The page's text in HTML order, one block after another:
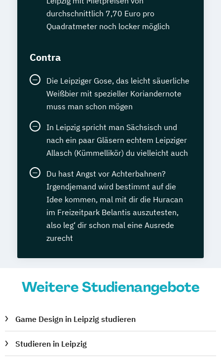
durchschnittlich 7,70 Euro pro
Quadratmeter noch locker möglich
Contra
Die Leipziger Gose, das leicht säuerliche
Weißbier mit spezieller Koriandernote
muss man schon mögen
In Leipzig spricht man Sächsisch und
nach ein paar Gläsern echtem Leipziger
Allasch (Kümmellikör) du vielleicht auch
Du hast Angst vor Achterbahnen?
Irgendjemand wird bestimmt auf die
Idee kommen, mal mit dir die Huracan
im Freizeitpark Belantis auszutesten,
also leg‘ dir schon mal eine Ausrede
zurecht
Weitere Studienangebote
Game Design in Leipzig studieren
Studieren in Leipzig